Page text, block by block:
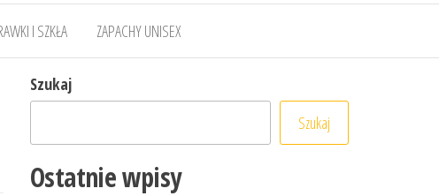
I SZKŁA ZAPACHY UNISEX
Szukaj
Szukaj
Ostatnie wpisy